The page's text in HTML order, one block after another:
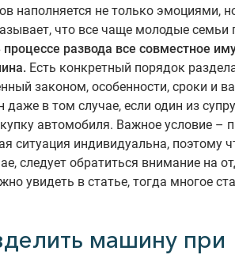
наполняется не только эмоциями,
что все чаще молодые семьи
процессе развода все совместное
Есть конкретный порядок
законом, особенности, сроки и
в том случае, если один из
автомобиля. Важное условие –
ситуация индивидуальна, поэтому
следует обратиться внимание на
увидеть в статье, тогда многое
машину при